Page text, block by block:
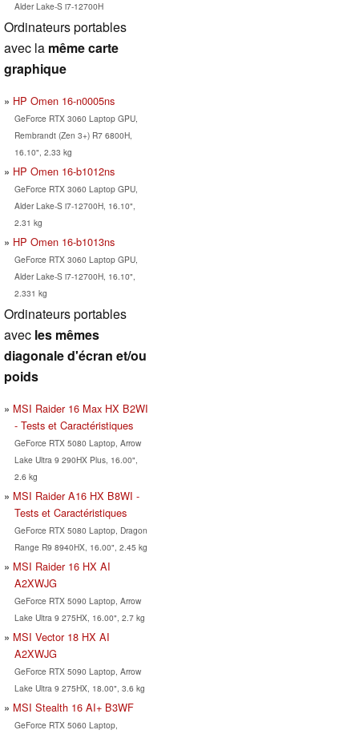
Alder Lake-S i7-12700H
Ordinateurs portables
avec la même carte
graphique
HP Omen 16-n0005ns
GeForce RTX 3060 Laptop GPU,
Rembrandt (Zen 3+) R7 6800H,
16.10", 2.33 kg
HP Omen 16-b1012ns
GeForce RTX 3060 Laptop GPU,
Alder Lake-S i7-12700H, 16.10",
2.31 kg
HP Omen 16-b1013ns
GeForce RTX 3060 Laptop GPU,
Alder Lake-S i7-12700H, 16.10",
2.331 kg
Ordinateurs portables
avec les mêmes
diagonale d'écran et/ou
poids
MSI Raider 16 Max HX B2WI
- Tests et Caractéristiques
GeForce RTX 5080 Laptop, Arrow
Lake Ultra 9 290HX Plus, 16.00",
2.6 kg
MSI Raider A16 HX B8WI -
Tests et Caractéristiques
GeForce RTX 5080 Laptop, Dragon
Range R9 8940HX, 16.00", 2.45 kg
MSI Raider 16 HX AI
A2XWJG
GeForce RTX 5090 Laptop, Arrow
Lake Ultra 9 275HX, 16.00", 2.7 kg
MSI Vector 18 HX AI
A2XWJG
GeForce RTX 5090 Laptop, Arrow
Lake Ultra 9 275HX, 18.00", 3.6 kg
MSI Stealth 16 AI+ B3WF
GeForce RTX 5060 Laptop,